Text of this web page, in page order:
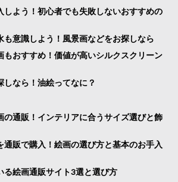
しよう！初心者でも失敗しないおすすめの
も意識しよう！風景画などをお探しなら
もおすすめ！価値が高いシルクスクリーン
しなら！油絵ってなに？
の通販！インテリアに合うサイズ選びと飾
通販で購入！絵画の選び方と基本のお手入
る絵画通販サイト3選と選び方